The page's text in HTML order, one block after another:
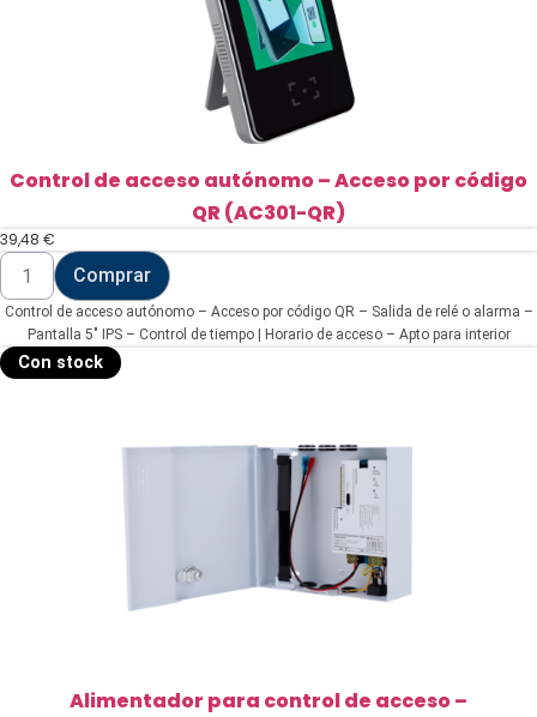
Control de acceso autónomo – Acceso por código
QR (AC301-QR)
39,48 €
Control
acceso
autónomo
Acceso
por
Comprar
Control de acceso autónomo – Acceso por código QR – Salida de relé o alarma –
Pantalla 5" IPS – Control de tiempo | Horario de acceso – Apto para interior
Con stock
Alimentador para control de acceso –